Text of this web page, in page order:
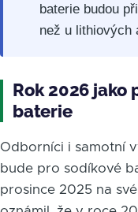
baterie budou
než u lithiových
Rok 2026 jako
baterie
Odborníci i samotní
bude pro sodíkové
prosince 2025 na